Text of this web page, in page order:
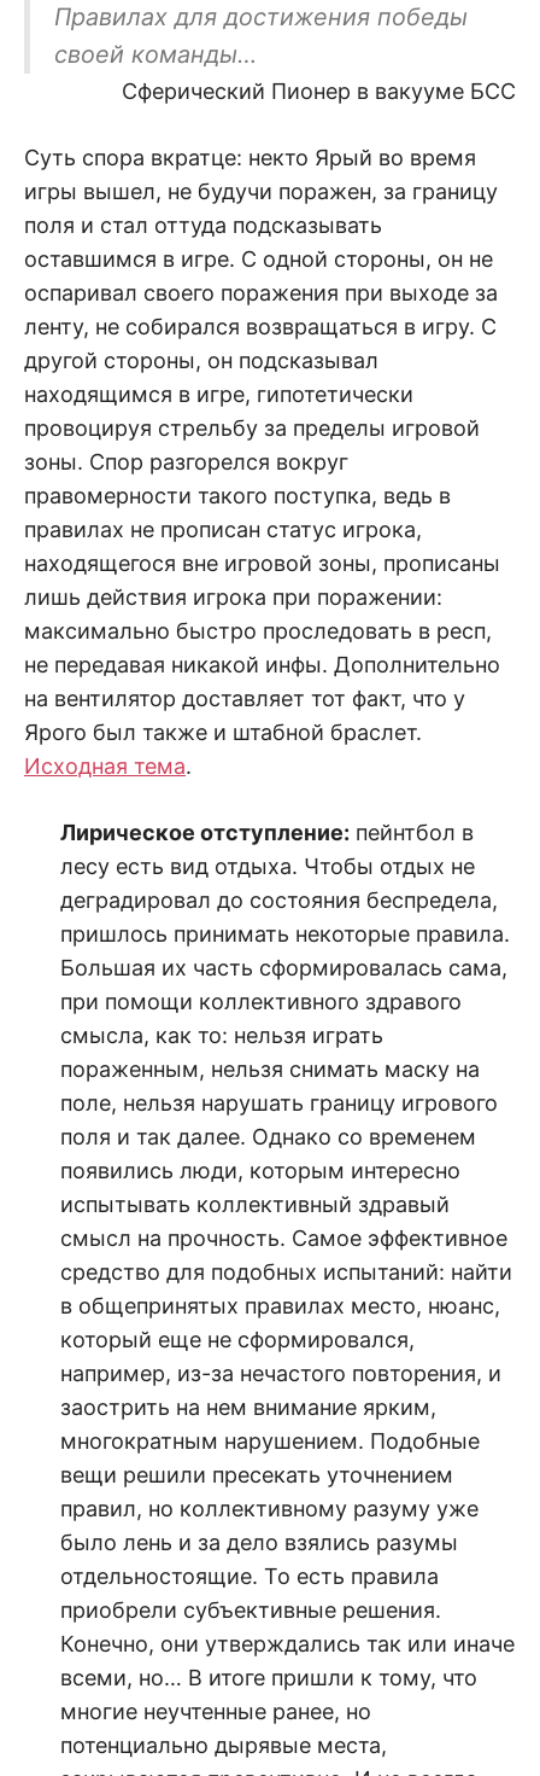
Правилах для достижения победы
своей команды…
Сферический Пионер в вакууме БСС
Суть спора вкратце: некто Ярый во время
игры вышел, не будучи поражен, за границу
поля и стал оттуда подсказывать
оставшимся в игре. С одной стороны, он не
оспаривал своего поражения при выходе за
ленту, не собирался возвращаться в игру. С
другой стороны, он подсказывал
находящимся в игре, гипотетически
провоцируя стрельбу за пределы игровой
зоны. Спор разгорелся вокруг
правомерности такого поступка, ведь в
правилах не прописан статус игрока,
находящегося вне игровой зоны, прописаны
лишь действия игрока при поражении:
максимально быстро проследовать в респ,
не передавая никакой инфы. Дополнительно
на вентилятор доставляет тот факт, что у
Ярого был также и штабной браслет.
Исходная тема.
Лирическое отступление: пейнтбол в
лесу есть вид отдыха. Чтобы отдых не
деградировал до состояния беспредела,
пришлось принимать некоторые правила.
Большая их часть сформировалась сама,
при помощи коллективного здравого
смысла, как то: нельзя играть
пораженным, нельзя снимать маску на
поле, нельзя нарушать границу игрового
поля и так далее. Однако со временем
появились люди, которым интересно
испытывать коллективный здравый
смысл на прочность. Самое эффективное
средство для подобных испытаний: найти
в общепринятых правилах место, нюанс,
который еще не сформировался,
например, из-за нечастого повторения, и
заострить на нем внимание ярким,
многократным нарушением. Подобные
вещи решили пресекать уточнением
правил, но коллективному разуму уже
было лень и за дело взялись разумы
отдельностоящие. То есть правила
приобрели субъективные решения.
Конечно, они утверждались так или иначе
всеми, но… В итоге пришли к тому, что
многие неучтенные ранее, но
потенциально дырявые места,